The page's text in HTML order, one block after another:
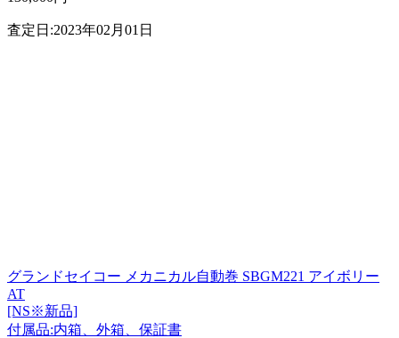
査定日:2023年02月01日
グランドセイコー メカニカル自動巻 SBGM221 アイボリー
AT
[NS※新品]
付属品:内箱、外箱、保証書